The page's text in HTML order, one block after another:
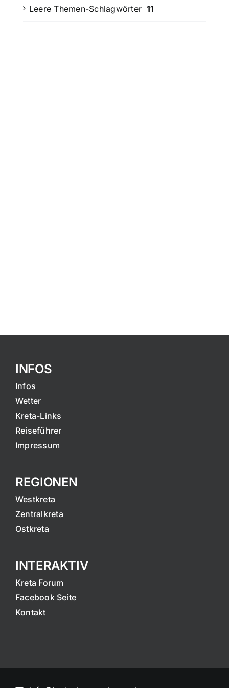
Leere Themen-Schlagwörter 11
INFOS
Infos
Wetter
Kreta-Links
Reiseführer
Impressum
REGIONEN
Westkreta
Zentralkreta
Ostkreta
INTERAKTIV
Kreta Forum
Facebook Seite
Kontakt